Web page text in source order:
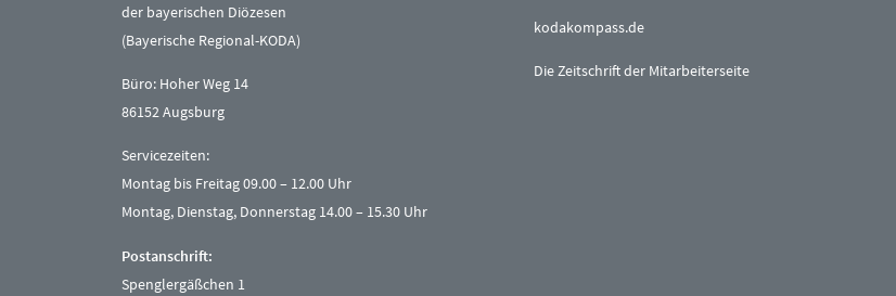
der bayerischen Diözesen
(Bayerische Regional-KODA)
Büro: Hoher Weg 14
86152 Augsburg
Servicezeiten:
Montag bis Freitag 09.00 – 12.00 Uhr
Montag, Dienstag, Donnerstag 14.00 – 15.30 Uhr
Postanschrift:
Spenglergäßchen 1
kodakompass.de
Die Zeitschrift der Mitarbeiterseite